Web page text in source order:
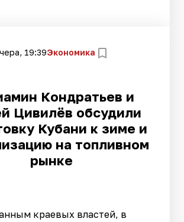
19:39Экономика
Кондратьев и
Цивилёв обсудили
Кубани к зиме и
на топливном
рынке
краевых властей, в